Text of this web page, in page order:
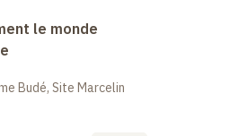
le monde
Budé, Site Marcelin